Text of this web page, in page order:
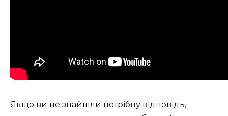
Якщо ви не знайшли потрібну відповідь,